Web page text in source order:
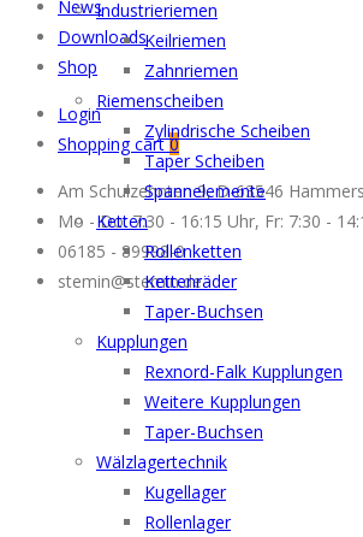
News
Downloads
Shop
Login
Shopping cart 0
Am Schulzehnten 9, D-63546
Mo - Do: 7:30 - 16:15 Uhr, Fr: 7:30 -
06185 - 89998-0
stemin@stemin.de
Industrieriemen
Keilriemen
Zahnriemen
Riemenscheiben
Zylindrische Scheiben
Taper Scheiben
Spannelemente
Ketten
Rollenketten
Kettenräder
Taper-Buchsen
Kupplungen
Rexnord-Falk Kupplungen
Weitere Kupplungen
Taper-Buchsen
Wälzlagertechnik
Kugellager
Rollenlager